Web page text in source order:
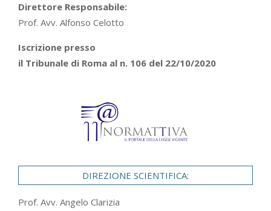
Direttore Responsabile:
Prof. Avv. Alfonso Celotto
Iscrizione presso
il Tribunale di Roma al n. 106 del 22/10/2020
DIREZIONE SCIENTIFICA:
Prof. Avv. Angelo Clarizia